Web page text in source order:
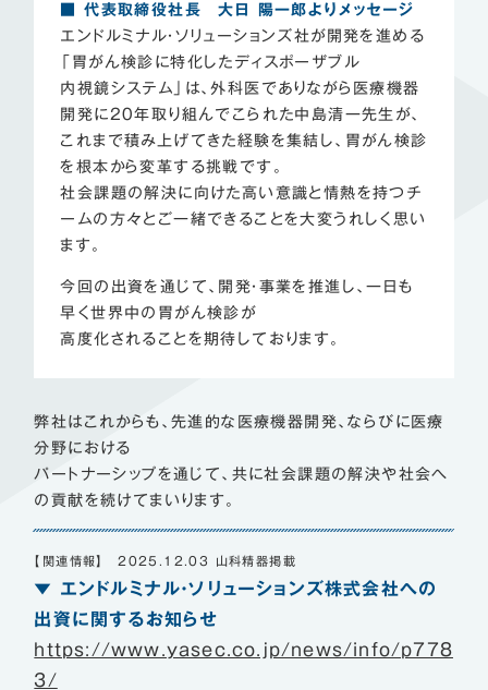
■ 代表取締役社長 大日 陽一郎よりメッセージ
エンドルミナル・ソリューションズ社が開発を進める
「胃がん検診に特化したディスポーザブル
内視鏡システム」は、外科医でありながら医療機器
開発に20年取り組んでこられた中島清一先生が、
これまで積み上げてきた経験を集結し、胃がん検診
を根本から変革する挑戦です。
社会課題の解決に向けた高い意識と情熱を持つチ
ームの方々とご一緒できることを大変うれしく思い
ます。
今回の出資を通じて、開発・事業を推進し、一日も
早く世界中の胃がん検診が
高度化されることを期待しております。
弊社はこれからも、先進的な医療機器開発、ならびに医療
分野における
パートナーシップを通じて、共に社会課題の解決や社会へ
の貢献を続けてまいります。
【関連情報】 2025.12.03 山科精器掲載
▼ エンドルミナル・ソリューションズ株式会社への
出資に関するお知らせ
https://www.yasec.co.jp/news/info/p778
3/